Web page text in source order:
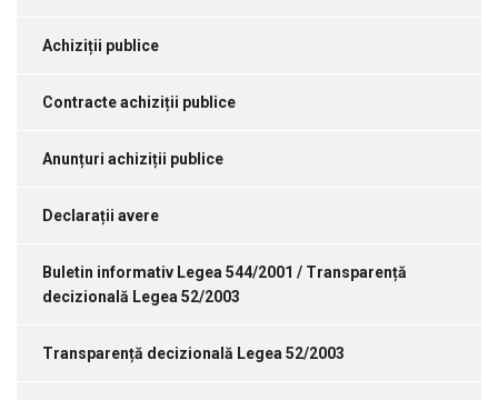
Achiziții publice
Contracte achiziții publice
Anunțuri achiziții publice
Declarații avere
Buletin informativ Legea 544/2001 / Transparență
decizională Legea 52/2003
Transparență decizională Legea 52/2003